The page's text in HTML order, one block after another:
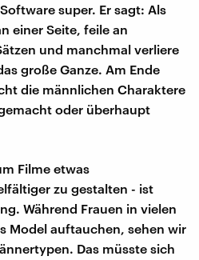
super. Er sagt: Als
einer Seite, feile an
und manchmal verliere
große Ganze. Am Ende
die männlichen Charaktere
oder überhaupt
Filme etwas
zu gestalten - ist
Während Frauen in vielen
Model auftauchen, sehen wir
Das müsste sich